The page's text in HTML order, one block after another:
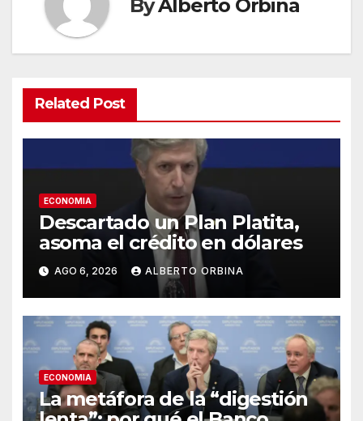
ByAlberto Orbina
Related Post
ECONOMIA
Descartado un Plan Platita,
asoma el crédito en dólares
AGO 6, 2026 ALBERTO ORBINA
ECONOMIA
La metáfora de la “digestión